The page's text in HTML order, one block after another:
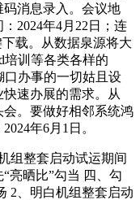
消息录入。会议地
2024年4月22日；连
载。从数据泉源将大
培训等各类各样的
口办事的一切姑且设
速办展的需求。从
。要做好相邻系统鸿
年6月1日。
整套启动试运期间
亮晒比”勾当 四、勾
2、明白机组整套启动